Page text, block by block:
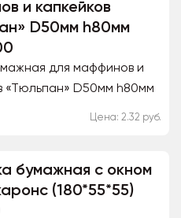
и капкейков
D50мм h80мм
для маффинов и
«Тюльпан» D50мм h80мм
Цена: 2.32 руб.
бумажная с окном
(180*55*55)